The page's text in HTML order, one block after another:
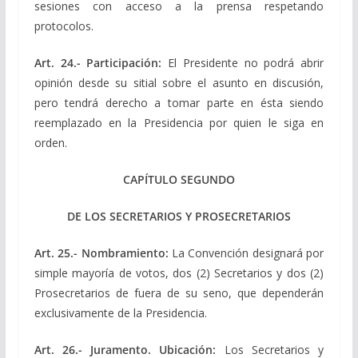
sesiones con acceso a la prensa respetando
protocolos.
Art. 24.- Participación: El Presidente no podrá abrir
opinión desde su sitial sobre el asunto en discusión,
pero tendrá derecho a tomar parte en ésta siendo
reemplazado en la Presidencia por quien le siga en
orden.
CAPÍTULO SEGUNDO
DE LOS SECRETARIOS Y PROSECRETARIOS
Art. 25.- Nombramiento: La Convención designará por
simple mayoría de votos, dos (2) Secretarios y dos (2)
Prosecretarios de fuera de su seno, que dependerán
exclusivamente de la Presidencia.
Art. 26.- Juramento. Ubicación: Los Secretarios y